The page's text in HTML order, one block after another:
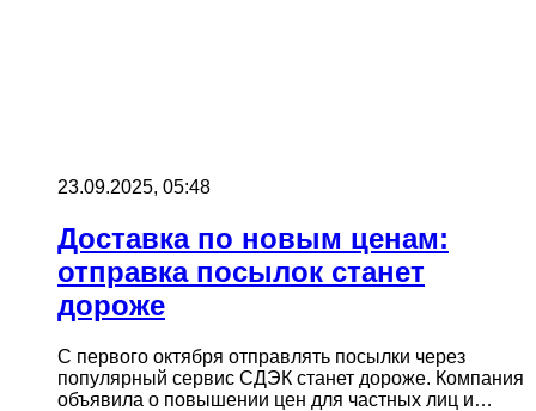
23.09.2025, 05:48
Доставка по новым ценам:
отправка посылок станет
дороже
С первого октября отправлять посылки через
популярный сервис СДЭК станет дороже. Компания
объявила о повышении цен для частных лиц и…